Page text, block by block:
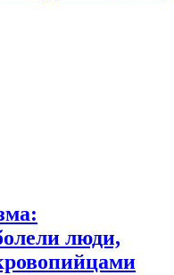
люди,